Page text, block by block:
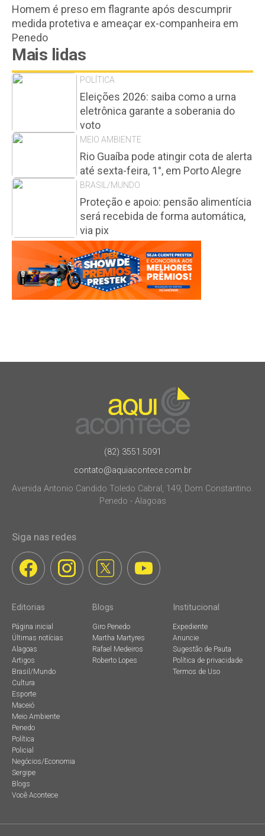
Homem é preso em flagrante após descumprir
medida protetiva e ameaçar ex-companheira em
Penedo
Mais lidas
POLÍTICA
Eleições 2026: saiba como a urna
eletrônica garante a soberania do
voto
MEIO AMBIENTE
Rio Guaíba pode atingir cota de alerta
até sexta-feira, 1°, em Porto Alegre
BRASIL/MUNDO
Proteção e apoio: pensão alimentícia
será recebida de forma automática,
via pix
(82) 3551.5091
contato@aquiacontece.com.br
Avenida Antonio Candido Toledo Cabral, 149, Dom Constantino.
Penedo - Alagoas
Siga nas redes
Editorias
Página inicial
Últimas notícias
Alagoas
Artigos
Brasil/Mundo
Cultura
Esporte
Maceió
Meio Ambiente
Penedo
Política
Policial
Negócios/Economia
Sergipe
Blogs
Você Acontece
Blogs
Giro Penedo
Martha Martyres
Rafael Medeiros
Roberto Lopes
Institucional
Expediente
Anuncie
Sugestão de Pauta
Política de privacidade
Termos de Uso